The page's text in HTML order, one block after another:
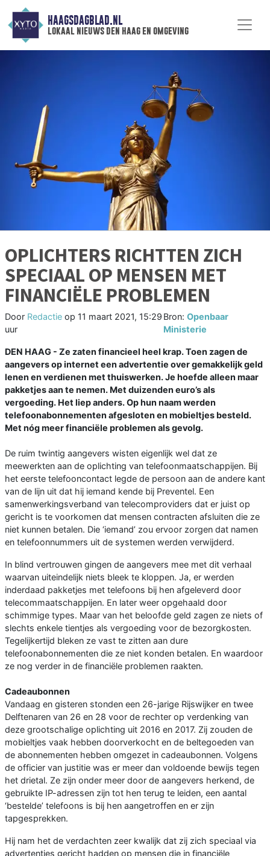
HAAGSDAGBLAD.NL
lokaal nieuws den haag en omgeving
OPLICHTERS RICHTTEN ZICH
SPECIAAL OP MENSEN MET
FINANCIËLE PROBLEMEN
Door Redactie op 11 maart 2021, 15:29
uur
Bron:Openbaar
Ministerie
DEN HAAG - Ze zaten financieel heel krap. Toen zagen de
aangevers op internet een advertentie over gemakkelijk geld
lenen en verdienen met thuiswerken. Je hoefde alleen maar
pakketjes aan te nemen. Met duizenden euro’s als
vergoeding. Het liep anders. Op hun naam werden
telefoonabonnementen afgesloten en mobieltjes besteld.
Met nóg meer financiële problemen als gevolg.
De ruim twintig aangevers wisten eigenlijk wel dat ze
meewerkten aan de oplichting van telefoonmaatschappijen. Bij
het eerste telefooncontact legde de persoon aan de andere kant
van de lijn uit dat hij iemand kende bij Preventel. Een
samenwerkingsverband van telecomproviders dat er juist op
gericht is te voorkomen dat mensen contracten afsluiten die ze
niet kunnen betalen. Die ‘iemand’ zou ervoor zorgen dat namen
en telefoonnummers uit de systemen werden verwijderd.
In blind vertrouwen gingen de aangevers mee met dit verhaal
waarvan uiteindelijk niets bleek te kloppen. Ja, er werden
inderdaad pakketjes met telefoons bij hen afgeleverd door
telecommaatschappijen. En later weer opgehaald door
schimmige types. Maar van het beloofde geld zagen ze niets of
slechts enkele tientjes als vergoeding voor de bezorgkosten.
Tegelijkertijd bleken ze vast te zitten aan dure
telefoonabonnementen die ze niet konden betalen. En waardoor
ze nog verder in de financiële problemen raakten.
Cadeaubonnen
Vandaag en gisteren stonden een 26-jarige Rijswijker en twee
Delftenaren van 26 en 28 voor de rechter op verdenking van
deze grootschalige oplichting uit 2016 en 2017. Zij zouden de
mobieltjes vaak hebben doorverkocht en de beltegoeden van
de abonnementen hebben omgezet in cadeaubonnen. Volgens
de officier van justitie was er meer dan voldoende bewijs tegen
het drietal. Ze zijn onder meer door de aangevers herkend, de
gebruikte IP-adressen zijn tot hen terug te leiden, een aantal
‘bestelde’ telefoons is bij hen aangetroffen en er zijn
tapgesprekken.
Hij nam het de verdachten zeer kwalijk dat zij zich speciaal via
advertenties gericht hadden op mensen die in financiële